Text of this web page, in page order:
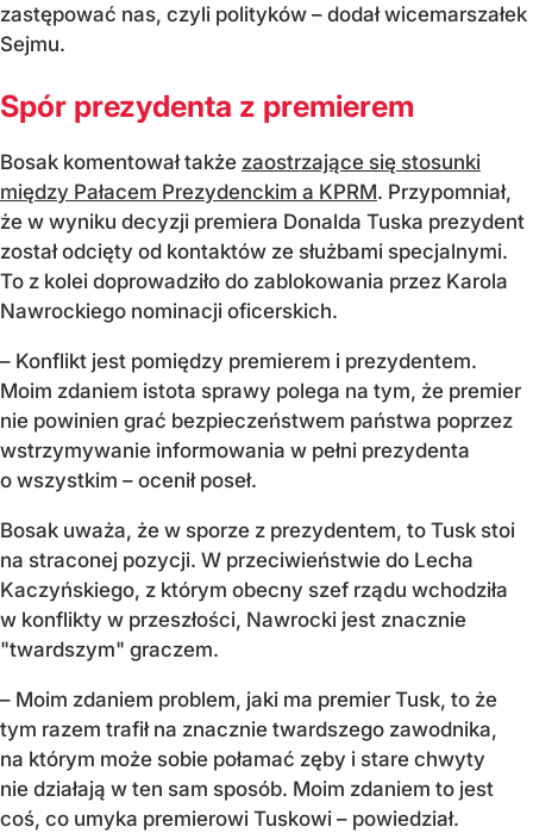
zastępować nas, czyli polityków – dodał wicemarszałek
Sejmu.
Spór prezydenta z premierem
Bosak komentował także zaostrzające się stosunki
między Pałacem Prezydenckim a KPRM. Przypomniał,
że w wyniku decyzji premiera Donalda Tuska prezydent
został odcięty od kontaktów ze służbami specjalnymi.
To z kolei doprowadziło do zablokowania przez Karola
Nawrockiego nominacji oficerskich.
– Konflikt jest pomiędzy premierem i prezydentem.
Moim zdaniem istota sprawy polega na tym, że premier
nie powinien grać bezpieczeństwem państwa poprzez
wstrzymywanie informowania w pełni prezydenta
o wszystkim – ocenił poseł.
Bosak uważa, że w sporze z prezydentem, to Tusk stoi
na straconej pozycji. W przeciwieństwie do Lecha
Kaczyńskiego, z którym obecny szef rządu wchodziła
w konflikty w przeszłości, Nawrocki jest znacznie
"twardszym" graczem.
– Moim zdaniem problem, jaki ma premier Tusk, to że
tym razem trafił na znacznie twardszego zawodnika,
na którym może sobie połamać zęby i stare chwyty
nie działają w ten sam sposób. Moim zdaniem to jest
coś, co umyka premierowi Tuskowi – powiedział.